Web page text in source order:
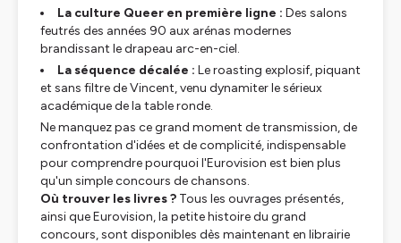
La culture Queer en première ligne : Des salons
feutrés des années 90 aux arénas modernes
brandissant le drapeau arc-en-ciel.
La séquence décalée : Leroasting explosif, piquant
et sans filtre de Vincent, venu dynamiter le sérieux
académique de la table ronde.
Ne manquez pas ce grand moment de transmission, de
confrontation d'idées et de complicité, indispensable
pour comprendre pourquoi l'Eurovision est bien plus
qu'un simple concours de chansons.
Où trouver les livres ? Tous les ouvrages présentés,
ainsi queEurovision, la petite histoire du grand
concours, sont disponibles dès maintenant en librairie